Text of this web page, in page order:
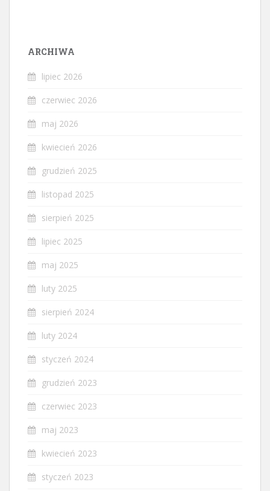
ARCHIWA
lipiec 2026
czerwiec 2026
maj 2026
kwiecień 2026
grudzień 2025
listopad 2025
sierpień 2025
lipiec 2025
maj 2025
luty 2025
sierpień 2024
luty 2024
styczeń 2024
grudzień 2023
czerwiec 2023
maj 2023
kwiecień 2023
styczeń 2023